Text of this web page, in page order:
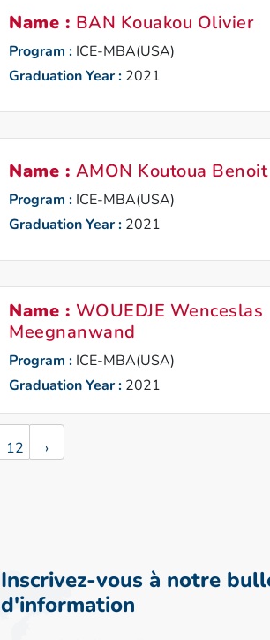
Name : BAN Kouakou Olivier
Program : ICE-MBA(USA)
Graduation Year : 2021
Name : AMON Koutoua Benoit
Program : ICE-MBA(USA)
Graduation Year : 2021
Name : WOUEDJE Wenceslas
Meegnanwand
Program : ICE-MBA(USA)
Graduation Year : 2021
12 ›
Inscrivez-vous à notre
d'information